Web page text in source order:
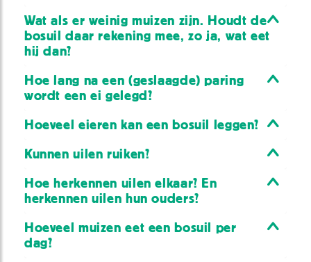
Wat als er weinig muizen zijn. Houdt de
bosuil daar rekening mee, zo ja, wat eet
hij dan?
Hoe lang na een (geslaagde) paring
wordt een ei gelegd?
Hoeveel eieren kan een bosuil leggen?
Kunnen uilen ruiken?
Hoe herkennen uilen elkaar? En
herkennen uilen hun ouders?
Hoeveel muizen eet een bosuil per
dag?